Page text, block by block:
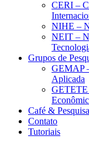
CERI –
NIHE –
NEIT –
Grupos de
GEMAP
Aplicada
GETETE
Café & Pesquisa
Contato
Tutoriais